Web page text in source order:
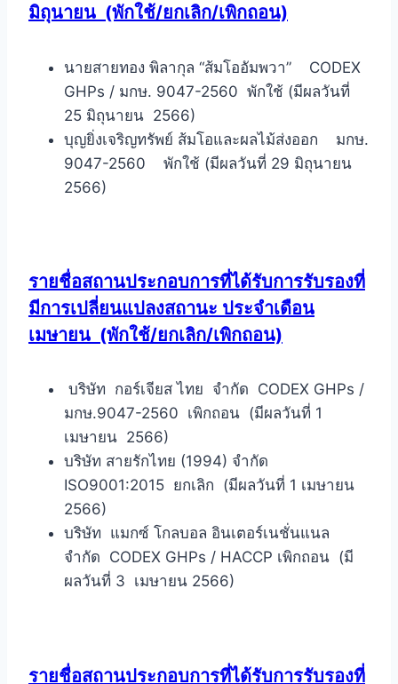
มิถุนายน (พักใช้/ยกเลิก/เพิกถอน)
นายสายทอง พิลากุล “ส้มโออัมพวา” CODEX
GHPs / มกษ. 9047-2560 พักใช้ (มีผลวันที่
25 มิถุนายน 2566)
บุญยิ่งเจริญทรัพย์ ส้มโอและผลไม้ส่งออก มกษ.
9047-2560 พักใช้ (มีผลวันที่ 29 มิถุนายน
2566)
รายชื่อสถานประกอบการที่ได้รับการรับรองที่
มีการเปลี่ยนแปลงสถานะ ประจำเดือน
เมษายน (พักใช้/ยกเลิก/เพิกถอน)
บริษัท กอร์เจียส ไทย จำกัด CODEX GHPs /
มกษ.9047-2560 เพิกถอน (มีผลวันที่ 1
เมษายน 2566)
บริษัท สายรักไทย (1994) จำกัด
ISO9001:2015 ยกเลิก (มีผลวันที่ 1 เมษายน
2566)
บริษัท แมกซ์ โกลบอล อินเตอร์เนชั่นแนล
จำกัด CODEX GHPs / HACCP เพิกถอน (มี
ผลวันที่ 3 เมษายน 2566)
รายชื่อสถานประกอบการที่ได้รับการรับรองที่